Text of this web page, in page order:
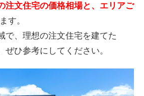
注文住宅の価格相場と、エリアご
す。
で、理想の注文住宅を建てた
ぜひ参考にしてください。